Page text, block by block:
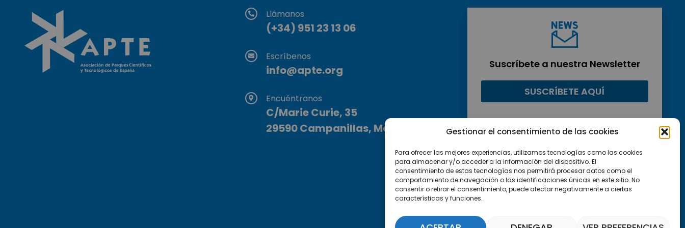
Gestionar el consentimiento de las cookies
Para ofrecer las mejores experiencias, utilizamos tecnologías como las cookies
para almacenar y/o acceder a la información del dispositivo. El
consentimiento de estas tecnologías nos permitirá procesar datos como el
comportamiento de navegación o las identificaciones únicas en este sitio. No
consentir o retirar el consentimiento, puede afectar negativamente a ciertas
características y funciones.
Llámanos
(+34) 951 23 13 06
Escríbenos
info@apte.org
Encuéntranos
C/Marie Curie, 35
29590 Campanillas, Málaga
Suscríbete a nuestra Newsletter
SUSCRÍBETE AQUÍ